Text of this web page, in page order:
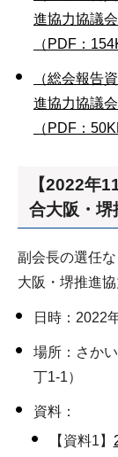
進協力協議
（PDF：
（総会報告
進協力協議
（PDF：
【2022年
合大阪・堺
副会長の選任
大阪・堺推進
日時：2022
場所：さか
丁1-1）
資料：
【資料1】